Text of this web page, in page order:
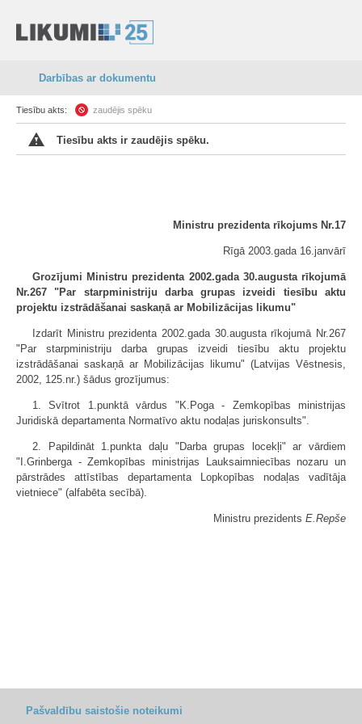
Darbības ar dokumentu
Tiesību akts: zaudējis spēku
Tiesību akts ir zaudējis spēku.
Ministru prezidenta rīkojums Nr.17
Rīgā 2003.gada 16.janvārī
Grozījumi Ministru prezidenta 2002.gada 30.augusta rīkojumā
Nr.267 "Par starpministriju darba grupas izveidi tiesību aktu
projektu izstrādāšanai saskaņā ar Mobilizācijas likumu"
Izdarīt Ministru prezidenta 2002.gada 30.augusta rīkojumā Nr.267
"Par starpministriju darba grupas izveidi tiesību aktu projektu
izstrādāšanai saskaņā ar Mobilizācijas likumu" (Latvijas Vēstnesis,
2002, 125.nr.) šādus grozījumus:
1. Svītrot 1.punktā vārdus "K.Poga - Zemkopības ministrijas
Juridiskā departamenta Normatīvo aktu nodaļas juriskonsults".
2. Papildināt 1.punkta daļu "Darba grupas locekļi" ar vārdiem
"I.Grinberga - Zemkopības ministrijas Lauksaimniecības nozaru un
pārstrādes attīstības departamenta Lopkopības nodaļas vadītāja
vietniece" (alfabēta secībā).
Ministru prezidents E.Repše
Pašvaldību saistošie noteikumi